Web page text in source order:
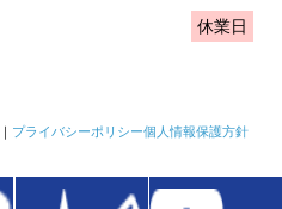
休業日
プライバシーポリシー個人情報保護方針